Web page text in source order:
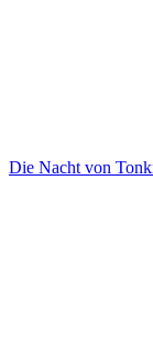
Die Nacht von